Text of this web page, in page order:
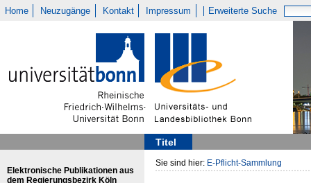
Home Neuzugänge Kontakt Impressum Erweiterte Suche
Titel
Elektronische Publikationen aus
dem Regierungsbezirk Köln
Sie sind hier: E-Pflicht-Sammlung